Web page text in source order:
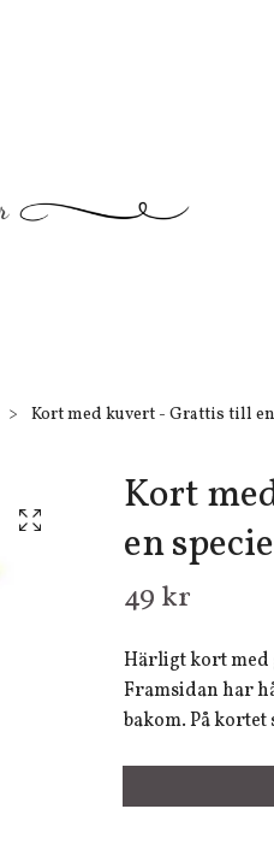
Kort med kuvert - Grattis till
Kort
en
49 kr
Härligt kort med
Framsidan har
bakom. På kortet